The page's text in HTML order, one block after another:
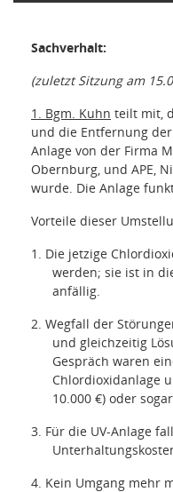
Sachverhalt:
(zuletzt Sitzung am
1. Bgm. Kuhn teilt mit,
und die Entfernung
Anlage von der Firma
Obernburg, und APE,
wurde. Die Anlage
Vorteile dieser
1. Die jetzige
werden; sie ist in
anfällig.
2. Wegfall der
und gleichzeitig
Gespräch waren
Chlordioxidanlage
10.000 €) oder
3. Für die UV-Anlage
4. Kein Umgang mehr